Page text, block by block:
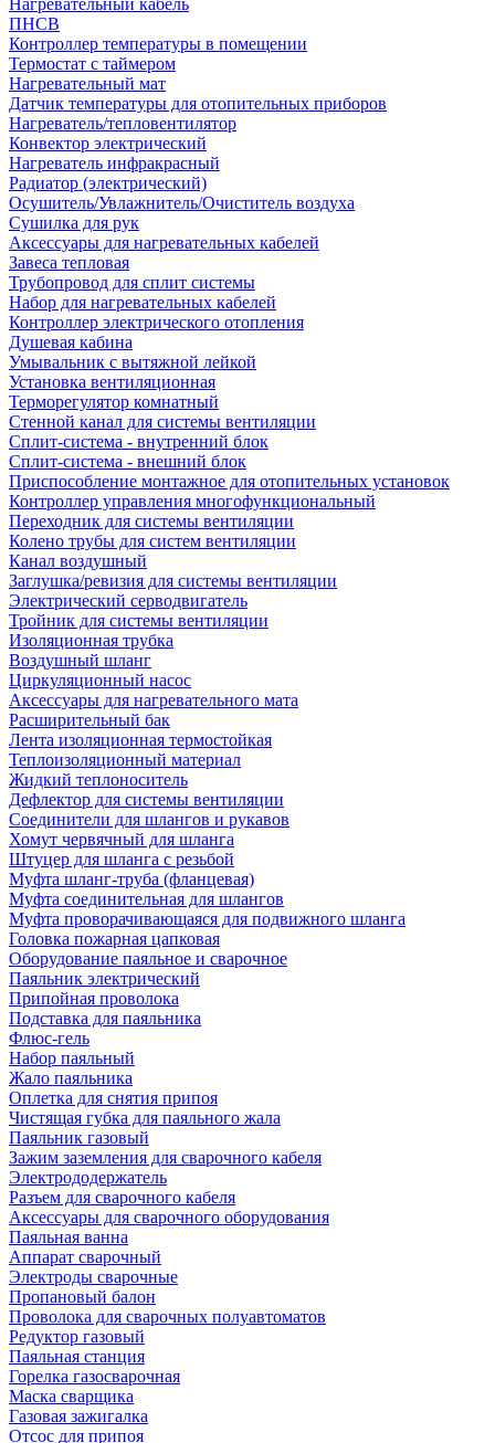
Нагревательный кабель
ПНСВ
Контроллер температуры в помещении
Термостат с таймером
Нагревательный мат
Датчик температуры для отопительных приборов
Нагреватель/тепловентилятор
Конвектор электрический
Нагреватель инфракрасный
Радиатор (электрический)
Осушитель/Увлажнитель/Очиститель воздуха
Сушилка для рук
Аксессуары для нагревательных кабелей
Завеса тепловая
Трубопровод для сплит системы
Набор для нагревательных кабелей
Контроллер электрического отопления
Душевая кабина
Умывальник с вытяжной лейкой
Установка вентиляционная
Терморегулятор комнатный
Стенной канал для системы вентиляции
Сплит-система - внутренний блок
Сплит-система - внешний блок
Приспособление монтажное для отопительных установок
Контроллер управления многофункциональный
Переходник для системы вентиляции
Колено трубы для систем вентиляции
Канал воздушный
Заглушка/ревизия для системы вентиляции
Электрический серводвигатель
Тройник для системы вентиляции
Изоляционная трубка
Воздушный шланг
Циркуляционный насос
Аксессуары для нагревательного мата
Расширительный бак
Лента изоляционная термостойкая
Теплоизоляционный материал
Жидкий теплоноситель
Дефлектор для системы вентиляции
Соединители для шлангов и рукавов
Хомут червячный для шланга
Штуцер для шланга с резьбой
Муфта шланг-труба (фланцевая)
Муфта соединительная для шлангов
Муфта проворачивающаяся для подвижного шланга
Головка пожарная цапковая
Оборудование паяльное и сварочное
Паяльник электрический
Припойная проволока
Подставка для паяльника
Флюс-гель
Набор паяльный
Жало паяльника
Оплетка для снятия припоя
Чистящая губка для паяльного жала
Паяльник газовый
Зажим заземления для сварочного кабеля
Электрододержатель
Разъем для сварочного кабеля
Аксессуары для сварочного оборудования
Паяльная ванна
Аппарат сварочный
Электроды сварочные
Пропановый балон
Проволока для сварочных полуавтоматов
Редуктор газовый
Паяльная станция
Горелка газосварочная
Маска сварщика
Газовая зажигалка
Отсос для припоя